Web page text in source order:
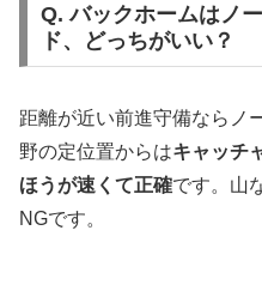
Q. バックホームはノ
ド、どっちがいい？
距離が近い前進守備ならノ
野の定位置からはキャッチ
ほうが速くて正確です。山
NGです。